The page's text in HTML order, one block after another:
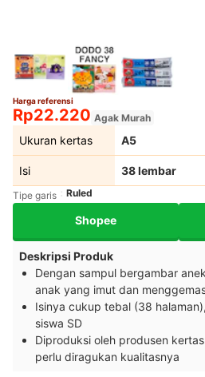
Harga referensi
Rp22.220 Agak Murah
Ukuran kertas A5
Isi 38 lembar
Tipe garis Ruled
Shopee
Deskripsi Produk
Dengan sampul bergambar
anak yang imut dan
Isinya cukup tebal (38
siswa SD
Diproduksi oleh produsen
perlu diragukan kualitasnya